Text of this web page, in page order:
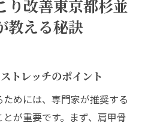
り改善東京都杉並
教える秘訣
トレッチのポイント
めには、専門家が推奨する
が重要です。まず、肩甲骨